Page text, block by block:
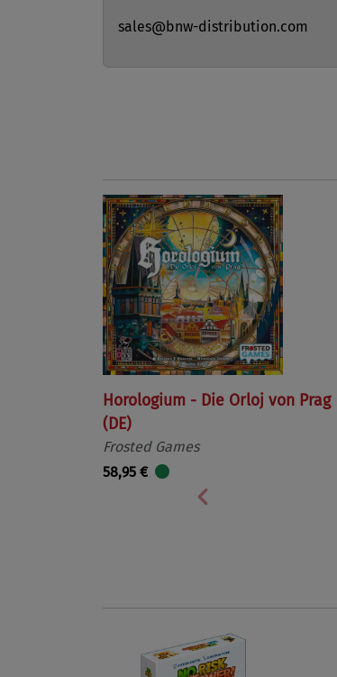
sales@bnw-distribution.com
Horologium - Die Orloj von Prag
(DE)
Frosted Games
58,95 €
Vorherige